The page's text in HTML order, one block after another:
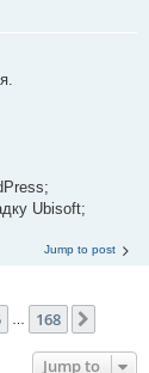
Ubisoft;
Jump to post
168
Jump to